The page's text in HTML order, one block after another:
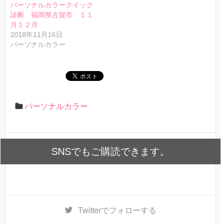
パーソナルカラークイック
診断 福岡県古賀市 １１
月１２月
2018年11月16日
パーソナルカラー
パーソナルカラー
SNSでもご購読できます。
Twitterでフォローする